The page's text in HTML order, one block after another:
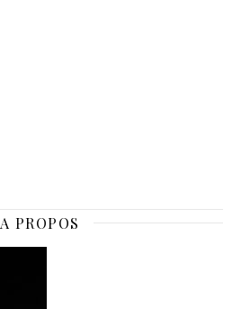
A PROPOS